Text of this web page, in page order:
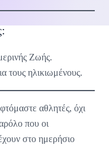
Ζωής.
τους ηλικιωμένους.
αθλητές, όχι
που οι
στο ημερήσιο